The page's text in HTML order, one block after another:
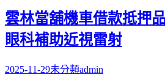
雲林當舖機車借款抵押
眼科補助近視雷射
2025-11-29未分類admin